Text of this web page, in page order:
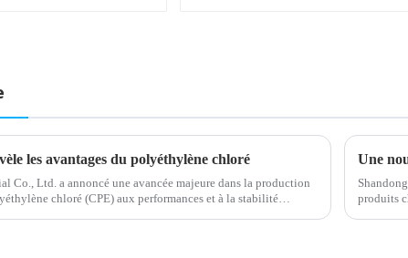
les avantages du polyéthylène chloré
Co., Ltd. a annoncé une avancée majeure dans la production
chloré (CPE) aux performances et à la stabilité
produits